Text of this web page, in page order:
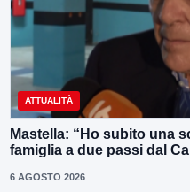
ATTUALITÀ
Mastella: “Ho subito una
famiglia a due passi dal
6 AGOSTO 2026